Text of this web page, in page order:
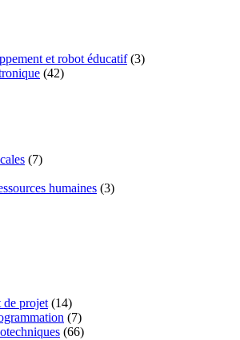
et robot éducatif(3)
(42)
(7)
humaines (3)
de projet (14)
(7)
(66)